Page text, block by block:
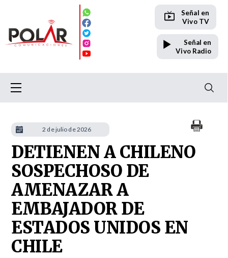
Señal en
Vivo TV
Señal en
Vivo Radio
DETIENEN A CHILENO
SOSPECHOSO DE
AMENAZAR A
EMBAJADOR DE
ESTADOS UNIDOS EN
CHILE
2 de julio de 2026